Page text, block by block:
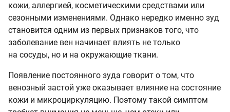
кожи, аллергией, косметическими средствами или
сезонными изменениями. Однако нередко именно зуд
становится одним из первых признаков того, что
заболевание вен начинает влиять не только
на сосуды, но и на окружающие ткани.
Появление постоянного зуда говорит о том, что
венозный застой уже оказывает влияние на состояние
кожи и микроциркуляцию. Поэтому такой симптом